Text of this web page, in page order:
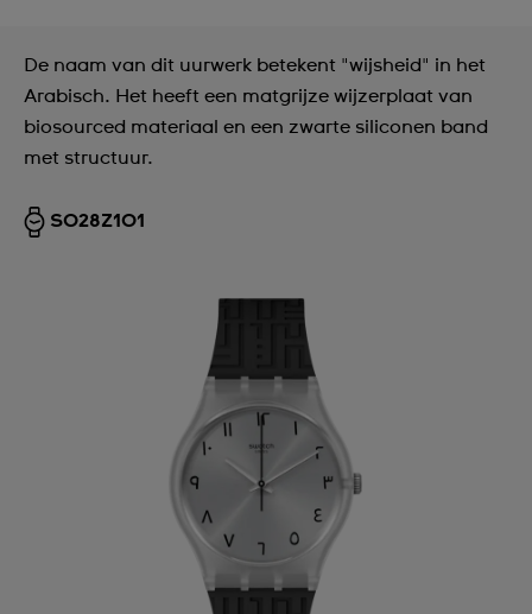
De naam van dit uurwerk betekent "wijsheid" in het
Arabisch. Het heeft een matgrijze wijzerplaat van
biosourced materiaal en een zwarte siliconen band
met structuur.
SO28Z101